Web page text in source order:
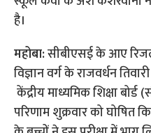
है।
महोबा:सीबीएसई के आए
विज्ञान वर्ग के राजवर्धन
केंद्रीय माध्यमिक शिक्षा बोर्ड
परिणाम शुक्रवार को घोषित